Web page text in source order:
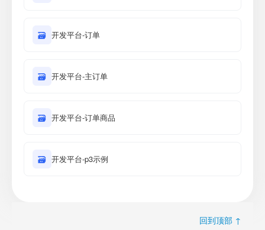
🗃 开发平台-订单
🗃 开发平台-主订单
🗃 开发平台-订单商品
🗃 开发平台-p3示例
回到顶部 ↑